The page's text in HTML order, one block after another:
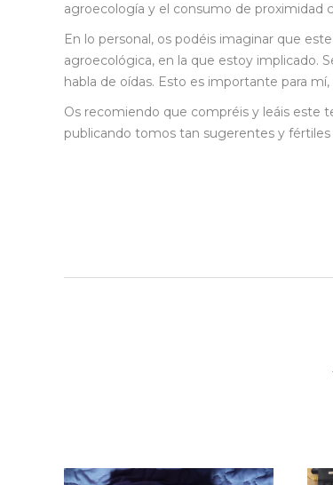
agroecología y el consumo de proximidad
En lo personal, os podéis imaginar que
agroecológica, en la que estoy implicado.
habla de oídas. Esto es importante para
Os recomiendo que compréis y leáis este
publicando tomos tan sugerentes y